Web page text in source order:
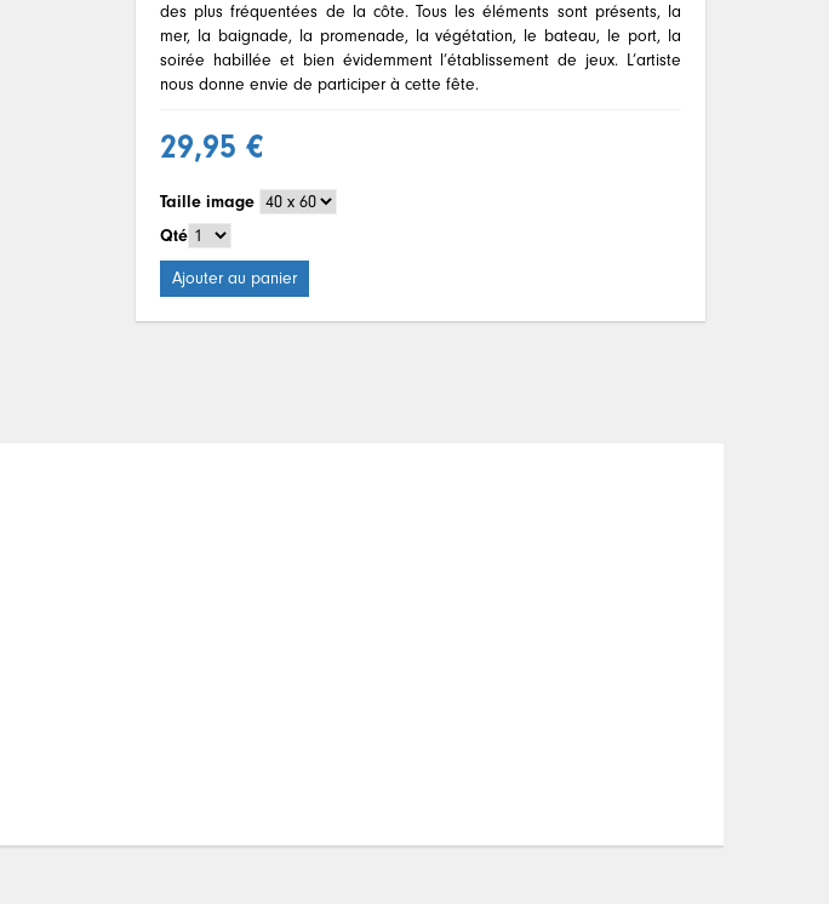
des plus fréquentées de la côte. Tous les éléments sont présents, la
mer, la baignade, la promenade, la végétation, le bateau, le port, la
soirée habillée et bien évidemment l’établissement de jeux. L’artiste
nous donne envie de participer à cette fête.
29,95 €
Taille image
Qté
Ajouter au panier